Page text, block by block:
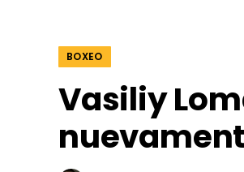
BOXEO
Vasiliy